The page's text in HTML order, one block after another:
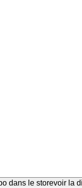
dans le storevoir la